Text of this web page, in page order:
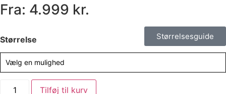
Fra: 4.999 kr.
Størrelsesguide
Størrelse
Vælg en mulighed
Tilføj til kurv